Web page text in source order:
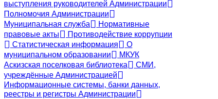
выступления руководителей Администрации
Полномочия Администрации
Муниципальная служба
Нормативные
правовые акты
Противодействие коррупции
Статистическая информация
О
муниципальном образовании
МКУК
Аскизская поселковая библиотека
СМИ,
учреждённые Администрацией
Информационные системы, банки данных,
реестры и регистры Администрации